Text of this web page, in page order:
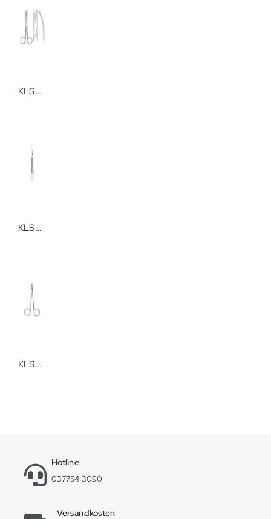
KLS Martin Schere 14,5 cm, gebogen, sp/st
KLS Martin Skalpellgriff Nr. 4
KLS Martin Schere 12cm, gebogen, st/st
Hotline
037754 3090
Versandkosten